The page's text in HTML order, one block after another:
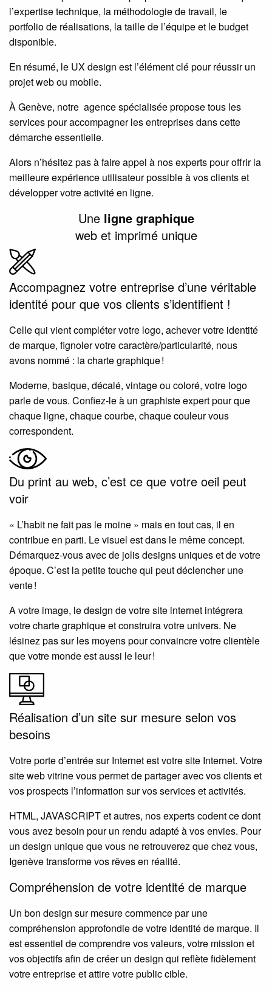
l’expertise technique, la méthodologie de travail, le
portfolio de réalisations, la taille de l’équipe et le budget
disponible.
En résumé, le UX design est l’élément clé pour réussir un
projet web ou mobile.
À Genève, notre agence spécialisée propose tous les
services pour accompagner les entreprises dans cette
démarche essentielle.
Alors n’hésitez pas à faire appel à nos experts pour offrir la
meilleure expérience utilisateur possible à vos clients et
développer votre activité en ligne.
Une ligne graphique
web et imprimé unique
Accompagnez votre entreprise d’une véritable
identité pour que vos clients s’identifient !
Celle qui vient compléter votre logo, achever votre identité
de marque, fignoler votre caractère/particularité, nous
avons nommé : la charte graphique !
Moderne, basique, décalé, vintage ou coloré, votre logo
parle de vous. Confiez-le à un graphiste expert pour que
chaque ligne, chaque courbe, chaque couleur vous
correspondent.
Du print au web, c’est ce que votre oeil peut
voir
« L’habit ne fait pas le moine » mais en tout cas, il en
contribue en parti. Le visuel est dans le même concept.
Démarquez-vous avec de jolis designs uniques et de votre
époque. C’est la petite touche qui peut déclencher une
vente !
A votre image, le design de votre site internet intégrera
votre charte graphique et construira votre univers. Ne
lésinez pas sur les moyens pour convaincre votre clientèle
que votre monde est aussi le leur !
Réalisation d’un site sur mesure selon vos
besoins
Votre porte d’entrée sur Internet est votre site Internet. Votre
site web vitrine vous permet de partager avec vos clients et
vos prospects l’information sur vos services et activités.
HTML, JAVASCRIPT et autres, nos experts codent ce dont
vous avez besoin pour un rendu adapté à vos envies. Pour
un design unique que vous ne retrouverez que chez vous,
Igenève transforme vos rêves en réalité.
Compréhension de votre identité de marque
Un bon design sur mesure commence par une
compréhension approfondie de votre identité de marque. Il
est essentiel de comprendre vos valeurs, votre mission et
vos objectifs afin de créer un design qui reflète fidèlement
votre entreprise et attire votre public cible.